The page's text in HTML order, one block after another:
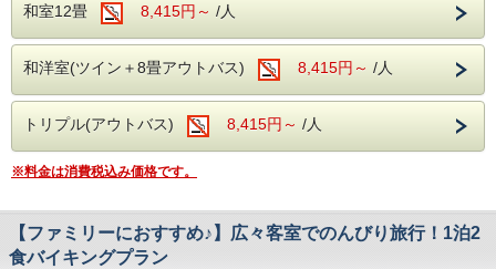
開催期間
※仕入状況によっては内容が
変更になる場合があります。
■お食事のご案内
ご夕食・ご朝食は、
バラエティ豊かな和洋中バイキングが食べ放題！
※日によってお食事時間が前後する場合がございます。
追加料金は一切なし！
ソフトドリンクはもちろん、
生ビール（アサヒスーパードライ）、
和室12畳 8,415円～ /人
和洋室(ツイン＋8畳アウトバス) 8,415円～ /人
トリプル(アウトバス) 8,415円～ /人
※料金は消費税込み価格です。
【ファミリーにおすすめ♪】広々客室でのんびり旅行！1泊2
食バイキングプラン